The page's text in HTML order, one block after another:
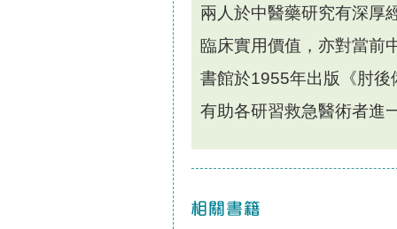
兩人於中醫藥研究有深厚
臨床實用價值，亦對當前
書館於1955年出版《肘
有助各研習救急醫術者進